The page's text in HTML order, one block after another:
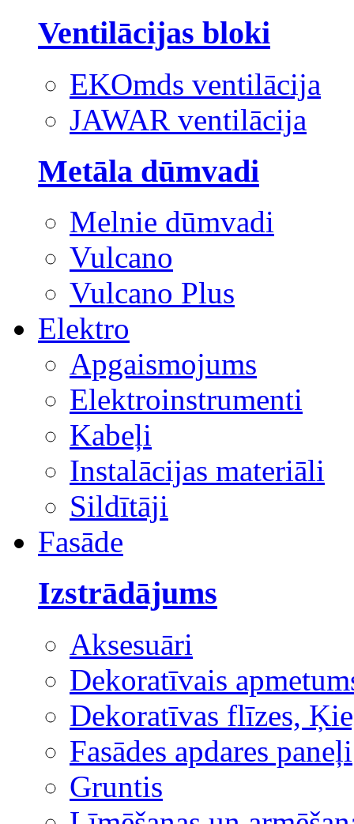
Ventilācijas bloki
EKOmds ventilācija
JAWAR ventilācija
Metāla dūmvadi
Melnie dūmvadi
Vulcano
Vulcano Plus
Elektro
Apgaismojums
Elektroinstrumenti
Kabeļi
Instalācijas materiāli
Sildītāji
Fasāde
Izstrādājums
Aksesuāri
Dekoratīvais
Dekoratīvas flīzes,
Fasādes apdares paneļi
Gruntis